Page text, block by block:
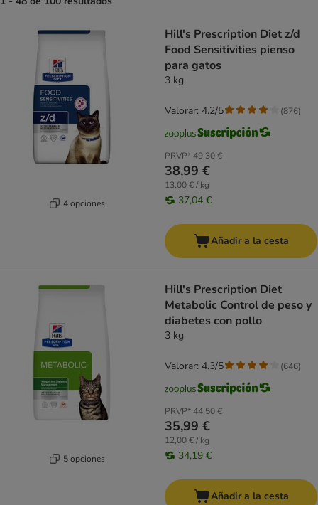
4 opciones
Hill's Prescription Diet z/d
Food Sensitivities pienso
para gatos
3 kg
PRVP*49,30 €
38,99 €
13,00 € / kg
37,04 €
Valorar: 4.2/5 (876)
Añadir a la cesta
5 opciones
Hill's Prescription Diet
Metabolic Control de peso y
diabetes con pollo
3 kg
PRVP*44,50 €
35,99 €
12,00 € / kg
34,19 €
Valorar: 4.3/5 (646)
Añadir a la cesta